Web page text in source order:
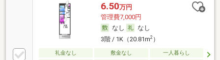
6.50万円
管理費7,000円
なし
なし
3階 / 1K（20.81m2）
礼金なし 敷金なし 一人暮らし